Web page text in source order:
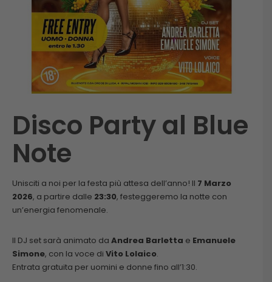
Disco Party al Blue
Note
Unisciti a noi per la festa più attesa dell’anno! Il 7 Marzo
2026, a partire dalle 23:30, festeggeremo la notte con
un’energia fenomenale.
Il DJ set sarà animato da Andrea Barletta e Emanuele
Simone, con la voce di Vito Lolaico.
Entrata gratuita per uomini e donne fino all’1:30.